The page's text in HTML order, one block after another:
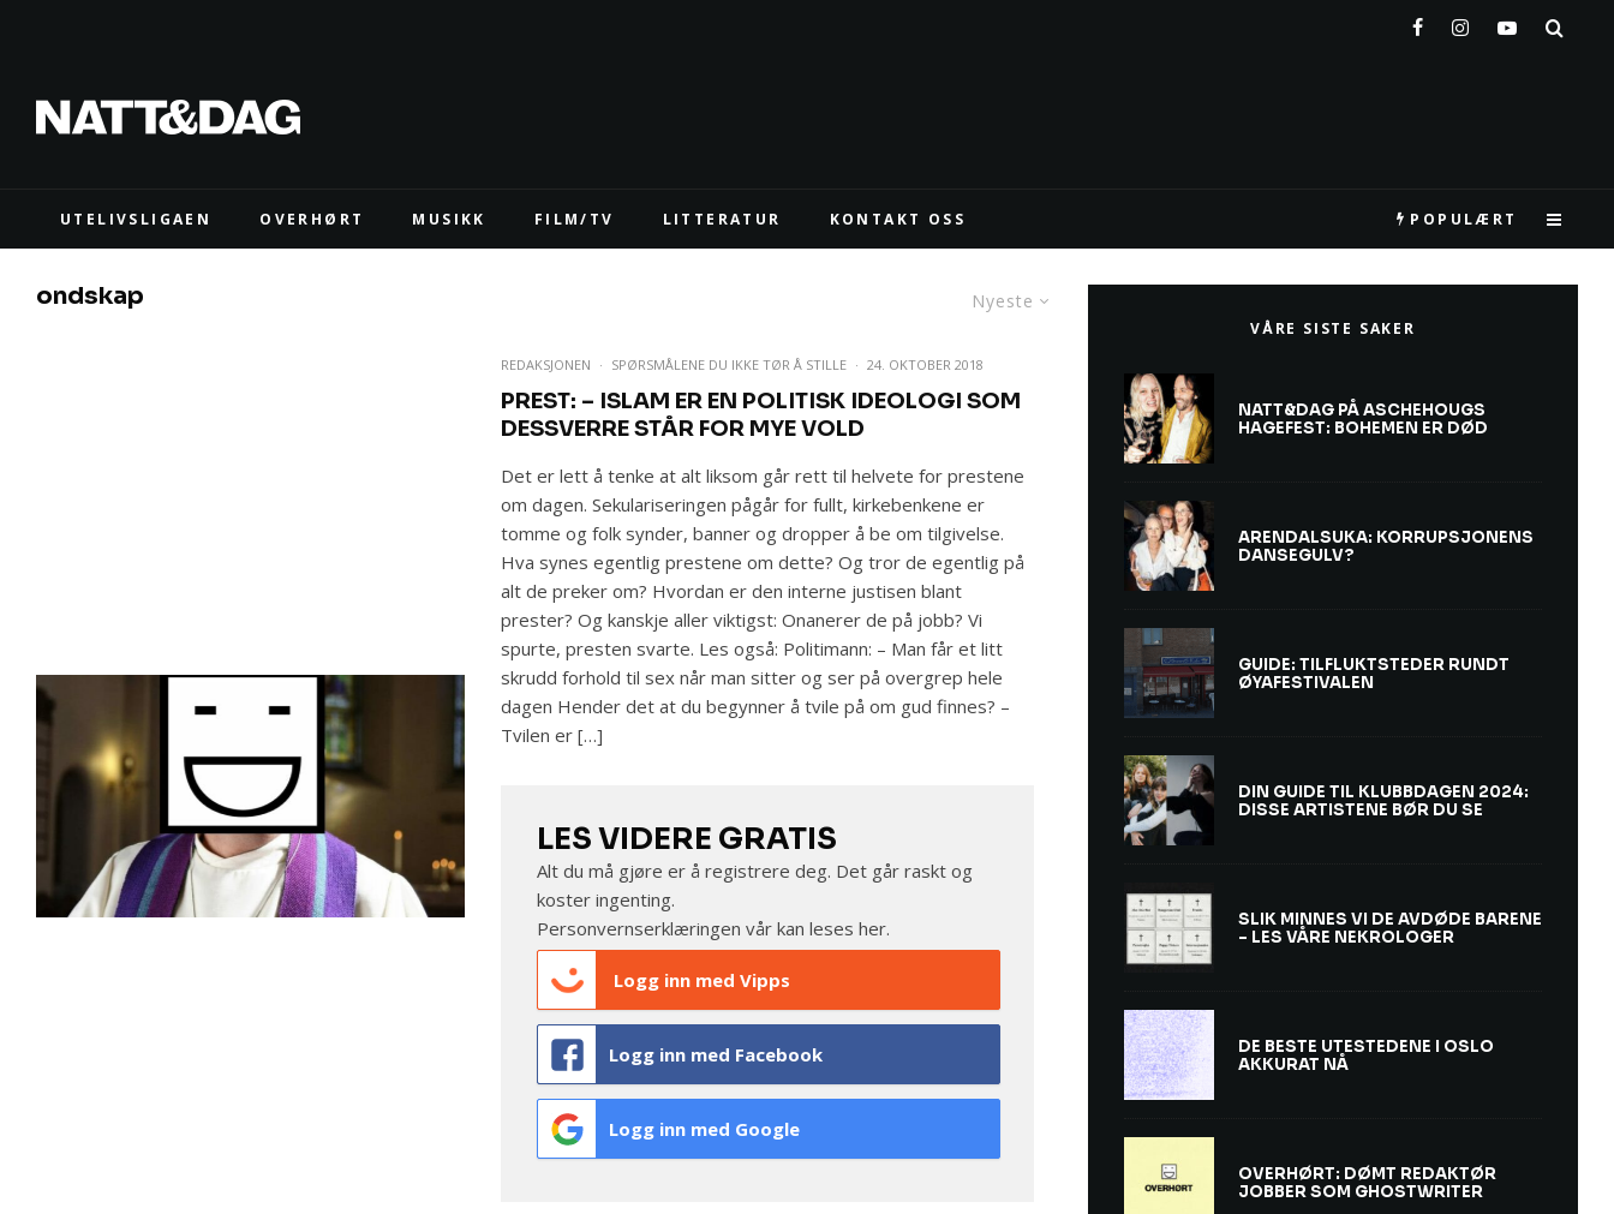
UTELIVSLIGAEN OVERHØRT MUSIKK FILM/TV LITTERATUR KONTAKT OSS POPULÆRT
Nyeste
ondskap
REDAKSJONEN · SPØRSMÅLENE DU IKKE TØR Å STILLE · 24. OKTOBER 2018
PREST: – ISLAM ER EN POLITISK IDEOLOGI SOM
DESSVERRE STÅR FOR MYE VOLD
Det er lett å tenke at alt liksom går rett til helvete for prestene
om dagen. Sekulariseringen pågår for fullt, kirkebenkene er
tomme og folk synder, banner og dropper å be om tilgivelse.
Hva synes egentlig prestene om dette? Og tror de egentlig på
alt de preker om? Hvordan er den interne justisen blant
prester? Og kanskje aller viktigst: Onanerer de på jobb? Vi
spurte, presten svarte. Les også: Politimann: – Man får et litt
skrudd forhold til sex når man sitter og ser på overgrep hele
dagen Hender det at du begynner å tvile på om gud finnes? –
Tvilen er […]
LES VIDERE GRATIS
Alt du må gjøre er å registrere deg. Det går raskt og
koster ingenting.
Personvernserklæringen vår kan lesesher.
Logg inn med Vipps
Logg inn med Facebook
Logg inn med Google
VÅRE SISTE SAKER
NATT&DAG PÅ ASCHEHOUGS
HAGEFEST: BOHEMEN ER DØD
ARENDALSUKA: KORRUPSJONENS
DANSEGULV?
GUIDE: TILFLUKTSTEDER RUNDT
ØYAFESTIVALEN
DIN GUIDE TIL KLUBBDAGEN 2024:
DISSE ARTISTENE BØR DU SE
SLIK MINNES VI DE AVDØDE BARENE
– LES VÅRE NEKROLOGER
DE BESTE UTESTEDENE I OSLO
AKKURAT NÅ
OVERHØRT: DØMT REDAKTØR
JOBBER SOM GHOSTWRITER